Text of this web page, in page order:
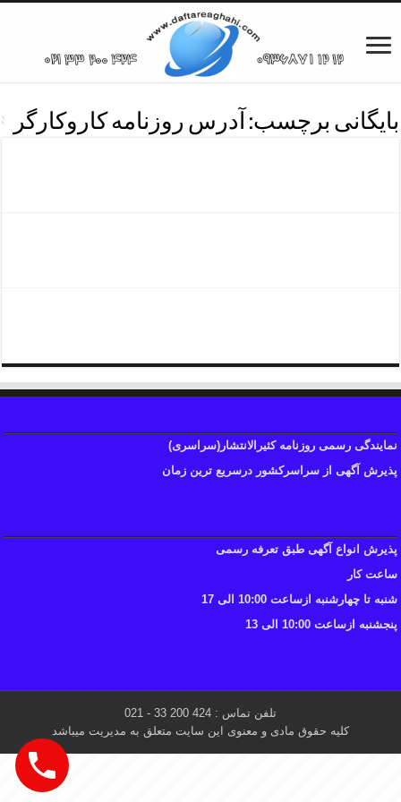
بایگانی برچسب: آدرس روزنامه کاروکارگر
نمایندگی رسمی روزنامه کثیرالانتشار(سراسری)
پذیرش آگهی از سراسرکشور درسریع ترین زمان
پذیرش انواع آگهی طبق تعرفه رسمی
ساعت کار
شنبه تا چهارشنبه ازساعت 10:00 الی 17
پنجشنبه ازساعت 10:00 الی 13
تلفن تماس : 424 200 33 - 021
کلیه حقوق مادی و معنوی این سایت متعلق به مدیریت میباشد